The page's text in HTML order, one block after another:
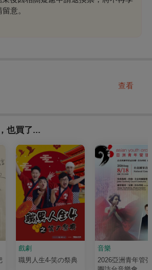
意。
查看
也買了...
戲劇
職男人生4-笑の祭典
音樂
2026亞洲青年管